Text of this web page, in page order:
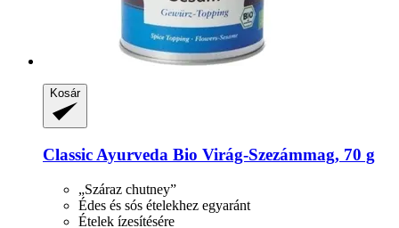
Kosár
Classic Ayurveda Bio Virág-​Szezámmag, 70 g
„Száraz chutney”
Édes és sós ételekhez egyaránt
Ételek ízesítésére